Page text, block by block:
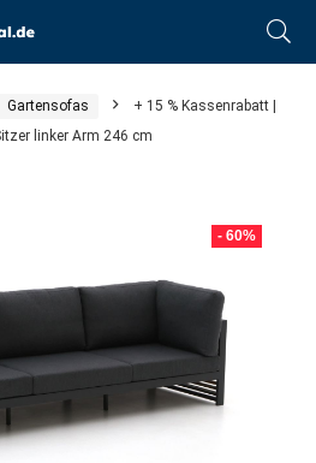
Gartensofas
+ 15 % Kassenrabatt |
linker Arm 246 cm
- 60%